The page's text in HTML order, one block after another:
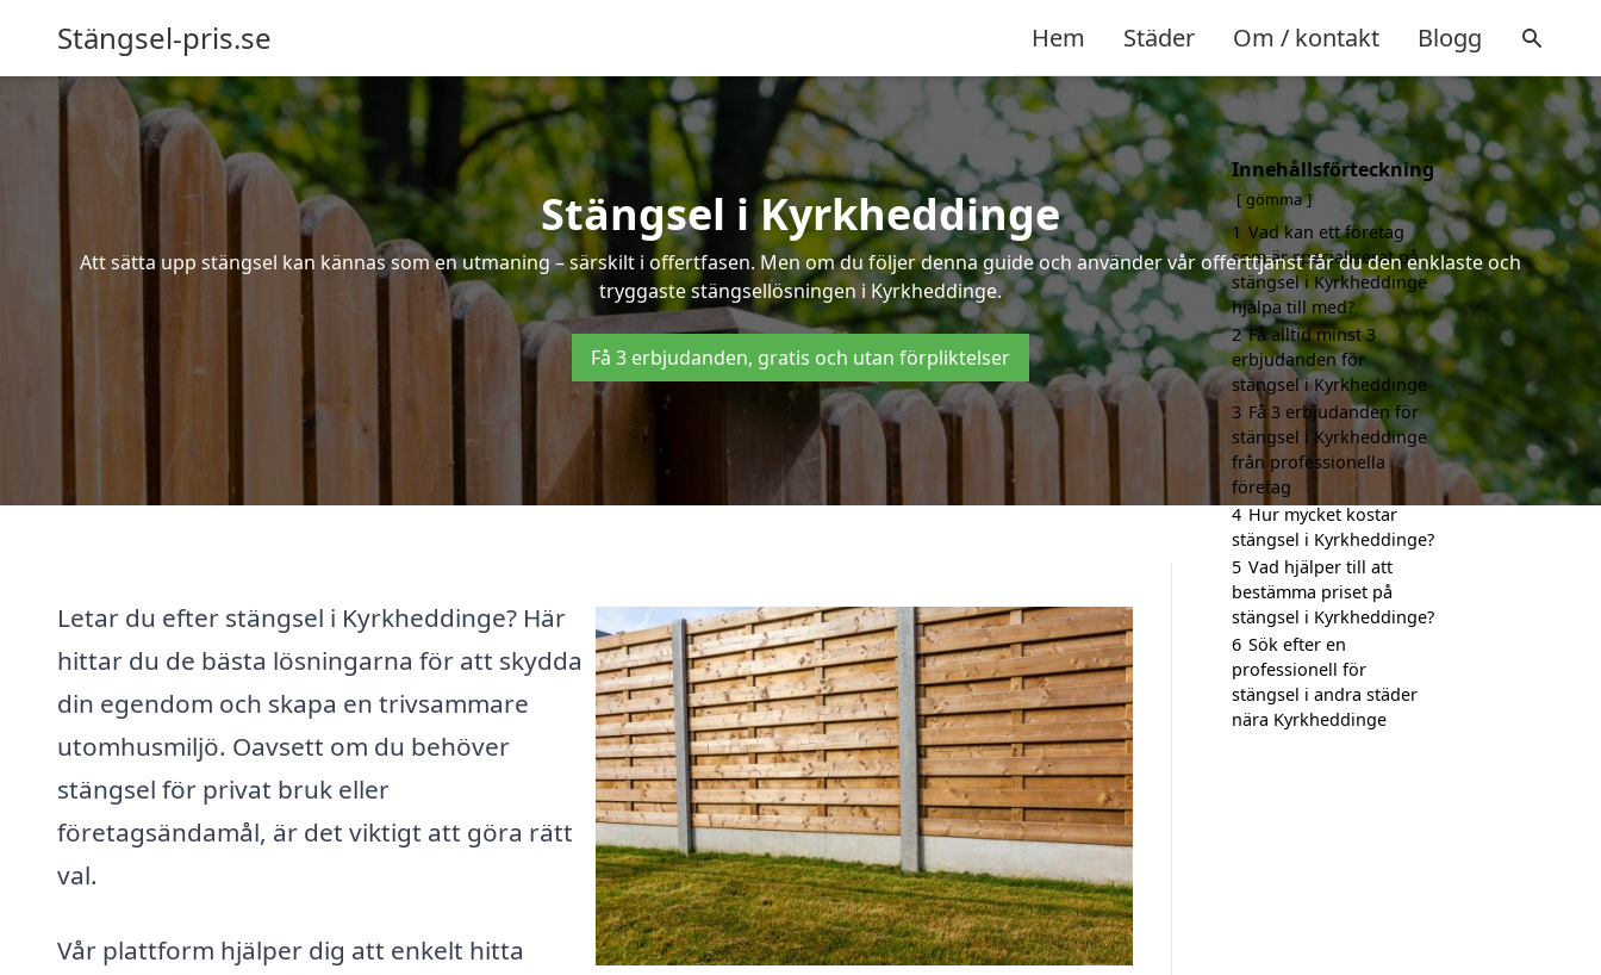
Stängsel-pris.se Hem Städer Om / kontakt Blogg
Stängsel i Kyrkheddinge
Att sätta upp stängsel kan kännas som en utmaning – särskilt i offertfasen. Men om du följer denna guide och använder vår offerttjänst får du den enklaste och
tryggaste stängsellösningen i Kyrkheddinge.
Få 3 erbjudanden, gratis och utan förpliktelser
Letar du efter stängsel i Kyrkheddinge? Här
hittar du de bästa lösningarna för att skydda
din egendom och skapa en trivsammare
utomhusmiljö. Oavsett om du behöver
stängsel för privat bruk eller
företagsändamål, är det viktigt att göra rätt
val.
Vår plattform hjälper dig att enkelt hitta
Innehållsförteckning
gömma
1 Vad kan ett företag
som är specialiserat på
stängsel i Kyrkheddinge
hjälpa till med?
2 Få alltid minst 3
erbjudanden för
stängsel i Kyrkheddinge
3 Få 3 erbjudanden för
stängsel i Kyrkheddinge
från professionella
företag
4 Hur mycket kostar
stängsel i Kyrkheddinge?
5 Vad hjälper till att
bestämma priset på
stängsel i Kyrkheddinge?
6 Sök efter en
professionell för
stängsel i andra städer
nära Kyrkheddinge